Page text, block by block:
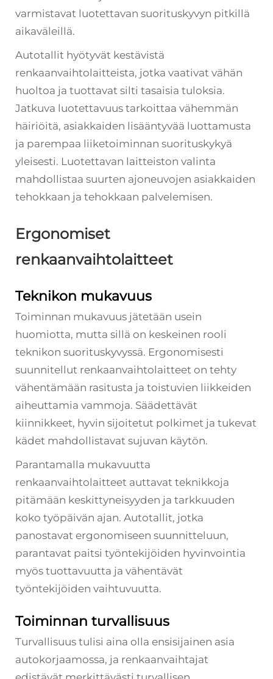
varmistavat luotettavan suorituskyvyn pitkillä
aikaväleillä.
Autotallit hyötyvät kestävistä
renkaanvaihtolaitteista, jotka vaativat vähän
huoltoa ja tuottavat silti tasaisia tuloksia.
Jatkuva luotettavuus tarkoittaa vähemmän
häiriöitä, asiakkaiden lisääntyvää luottamusta
ja parempaa liiketoiminnan suorituskykyä
yleisesti. Luotettavan laitteiston valinta
mahdollistaa suurten ajoneuvojen asiakkaiden
tehokkaan ja tehokkaan palvelemisen.
Ergonomiset
renkaanvaihtolaitteet
Teknikon mukavuus
Toiminnan mukavuus jätetään usein
huomiotta, mutta sillä on keskeinen rooli
teknikon suorituskyvyssä. Ergonomisesti
suunnitellut renkaanvaihtolaitteet on tehty
vähentämään rasitusta ja toistuvien liikkeiden
aiheuttamia vammoja. Säädettävät
kiinnikkeet, hyvin sijoitetut polkimet ja tukevat
kädet mahdollistavat sujuvan käytön.
Parantamalla mukavuutta
renkaanvaihtolaitteet auttavat teknikkoja
pitämään keskittyneisyyden ja tarkkuuden
koko työpäivän ajan. Autotallit, jotka
panostavat ergonomiseen suunnitteluun,
parantavat paitsi työntekijöiden hyvinvointia
myös tuottavuutta ja vähentävät
työntekijöiden vaihtuvuutta.
Toiminnan turvallisuus
Turvallisuus tulisi aina olla ensisijainen asia
autokorjaamossa, ja renkaanvaihtajat